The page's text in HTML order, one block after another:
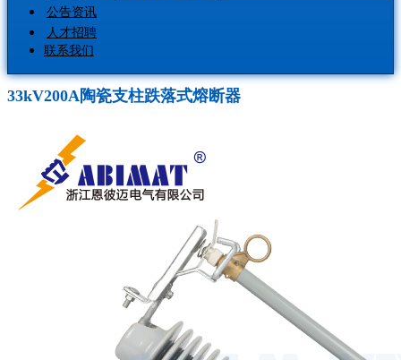
公告资讯
人才招聘
联系我们
33kV200A陶瓷支柱跌落式熔断器